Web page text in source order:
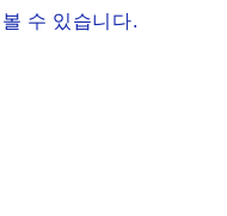
수 있습니다.